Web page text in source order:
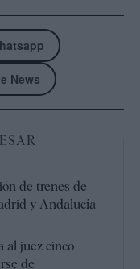
News
de trenes de
y Andalucía
al juez cinco
de